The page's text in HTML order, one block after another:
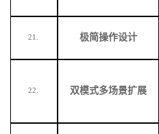
21. 极简操作设计
22. 双模式多场景扩展